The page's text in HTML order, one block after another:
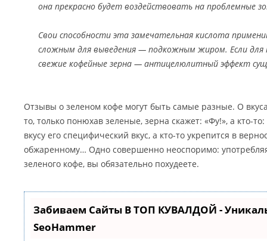
она прекрасно будет воздействовать на проблемные
Свои способности эта замечательная кислота
сложным для выведения — подкожным жиром. Если для
свежие кофейные зерна — антицелюлитный эффект
Отзывы о зеленом кофе могут быть самые разные. О
то, только понюхав зеленые, зерна скажет: «Фу!», а кто-
вкусу его специфический вкус, а кто-то укрепится в
обжаренному… Одно совершенно неоспоримо:
зеленого кофе, вы обязательно похудеете.
Забиваем Сайты В ТОП КУВАЛДОЙ -
SeoHammer